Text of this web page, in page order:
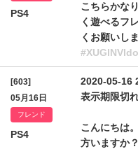
PS4
こちらかな
く遊べるフ
くお願いし
[603]
05月16日
フレンド
PS4
2020-05-16
表示期限切
こんにちは
方いますか